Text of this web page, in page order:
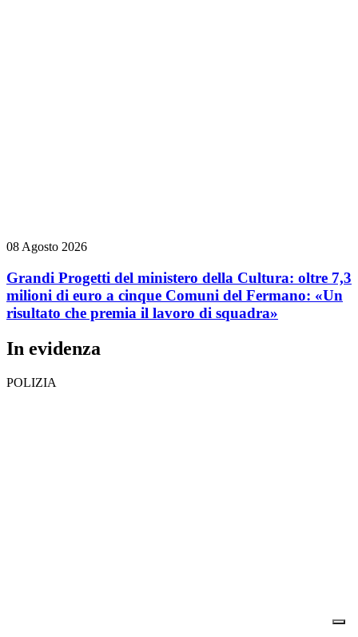
08 Agosto 2026
Grandi Progetti del ministero della Cultura: oltre 7,3
milioni di euro a cinque Comuni del Fermano: «Un
risultato che premia il lavoro di squadra»
In evidenza
POLIZIA